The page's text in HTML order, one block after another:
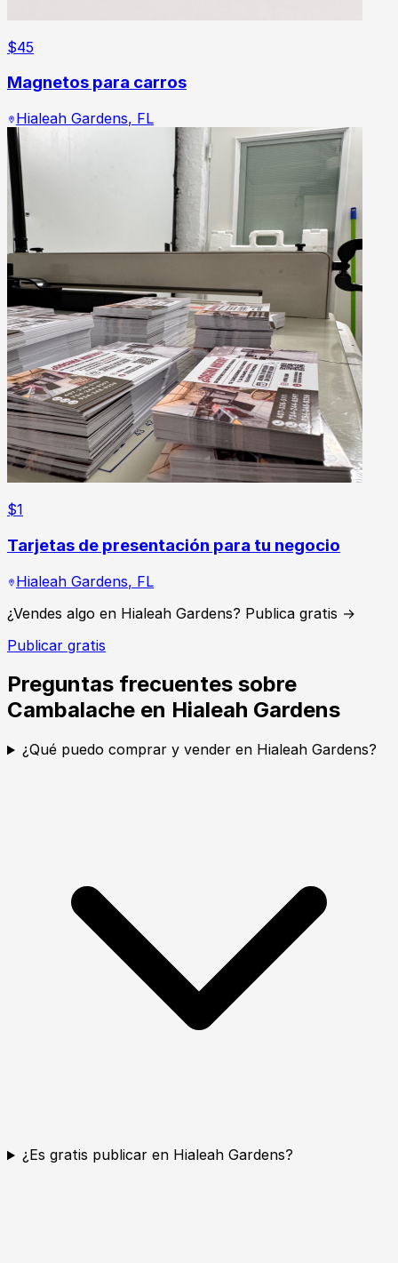
$45
Magnetos para carros
Hialeah Gardens, FL
$1
Tarjetas de presentación para tu negocio
Hialeah Gardens, FL
¿Vendes algo en Hialeah Gardens? Publica gratis →
Publicar gratis
Preguntas frecuentes sobre
Cambalache en Hialeah Gardens
¿Qué puedo comprar y vender en Hialeah Gardens?
¿Es gratis publicar en Hialeah Gardens?